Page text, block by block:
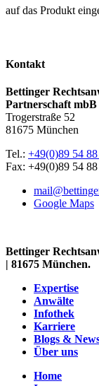
auf das Produkt
Kontakt
Bettinger
Partnerschaft mbB
Trogerstraße 52
81675 München
Tel.: +49(0)89 54
Fax: +49(0)89 54
Google Maps
Bettinger
| 81675 München.
Expertise
Anwälte
Infothek
Karriere
Blogs &
Über uns
Home